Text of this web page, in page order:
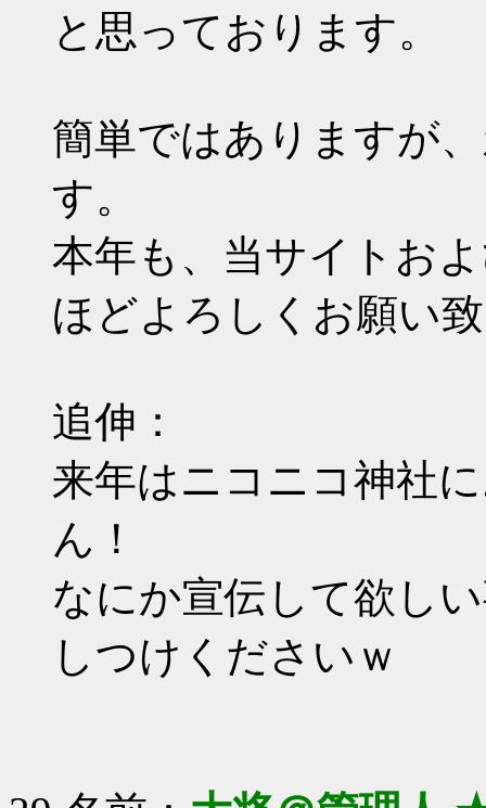
と思っております。
簡単ではありますが
す。
本年も、当サイトお
ほどよろしくお願い
追伸：
来年はニコニコ神社
ん！
なにか宣伝して欲し
しつけくださいｗ